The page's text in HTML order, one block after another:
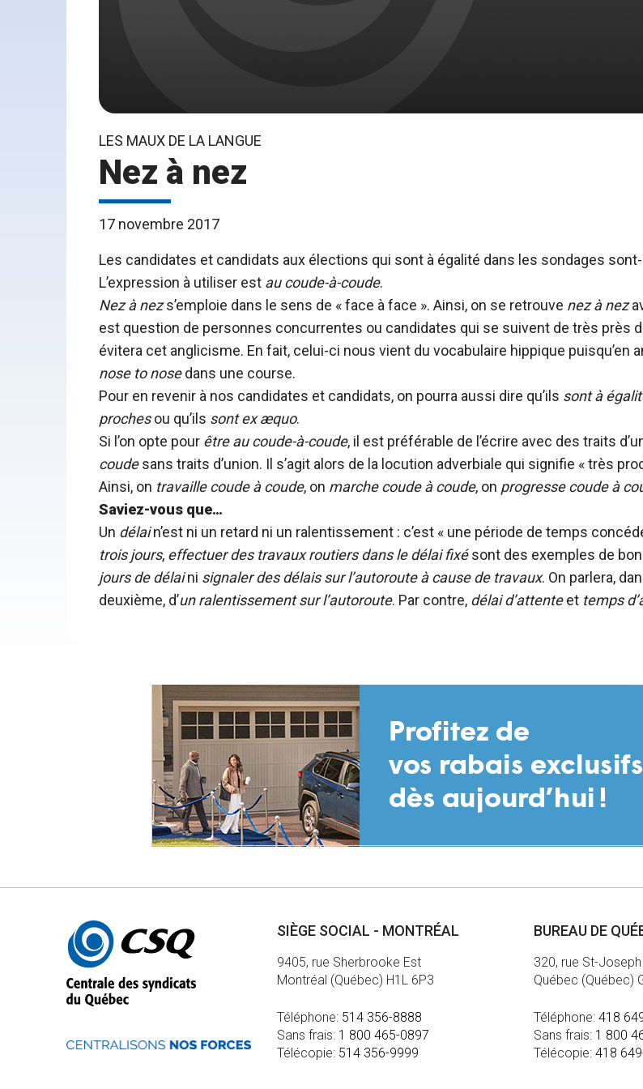
LES MAUX DE LA LANGUE
Nez à nez
17 novembre 2017
Les candidates et candidats aux élections qui sont à égalité dans les sondages
L’expression à utiliser est au coude-à-coude.
Nez à nezs’emploie dans le sens de « face à face ». Ainsi, on se retrouve nez à nez
est question de personnes concurrentes ou candidates qui se suivent de très près
évitera cet anglicisme. En fait, celui-ci nous vient du vocabulaire hippique puisqu’en
nose to nosedans une course.
Pour en revenir à nos candidates et candidats, on pourra aussi dire qu’ils sont à
proches ou qu’ils sont ex æquo.
Si l’on opte pour être au coude-à-coude, il est préférable de l’écrire avec des traits
coudesans traits d’union. Il s’agit alors de la locution adverbiale qui signifie « très
Ainsi, on travaille coude à coude, on marche coude à coude, on progresse coude à
Saviez-vous que…
Un délain’est ni un retard ni un ralentissement : c’est « une période de temps
trois jours, effectuer des travaux routiers dans le délai fixésont des exemples de
jours de délai ni signaler des délais sur l’autoroute à cause de travaux. On parlera,
deuxième, d’un ralentissement sur l’autoroute. Par contre, délai d’attenteet temps
Autres
informations
SIÈGE SOCIAL - MONTRÉAL
9405, rue Sherbrooke Est
Montréal (Québec) H1L 6P3
Téléphone: 514 356-8888
Sans frais: 1 800 465-0897
Télécopie: 514 356-9999
BUREAU DE
320, rue St-
Québec (Québec)
Téléphone:418
Sans frais: 1 800
Télécopie:418